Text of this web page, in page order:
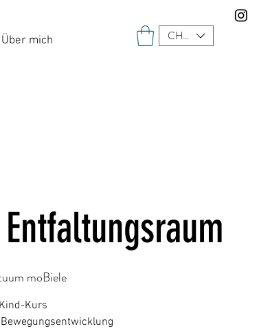
Über mich CHF (CHF)
moBiele
Kurs